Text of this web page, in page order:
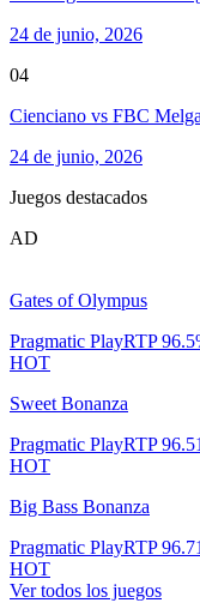
24 de junio, 2026
04
Cienciano vs FBC
24 de junio, 2026
Juegos destacados
AD
Gates of Olympus
Pragmatic PlayRTP96.5
HOT
Sweet Bonanza
Pragmatic PlayRTP96.51
HOT
Big Bass Bonanza
Pragmatic PlayRTP96.71
HOT
Ver todos los juegos